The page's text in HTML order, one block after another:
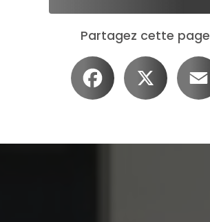
Partagez cette page
Facebook